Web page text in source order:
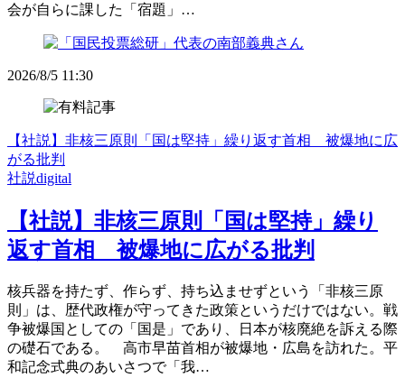
会が自らに課した「宿題」…
2026/8/5 11:30
【社説】非核三原則「国は堅持」繰り返す首相 被爆地に広
がる批判
社説digital
【社説】非核三原則「国は堅持」繰り
返す首相 被爆地に広がる批判
核兵器を持たず、作らず、持ち込ませずという「非核三原
則」は、歴代政権が守ってきた政策というだけではない。戦
争被爆国としての「国是」であり、日本が核廃絶を訴える際
の礎石である。 高市早苗首相が被爆地・広島を訪れた。平
和記念式典のあいさつで「我…